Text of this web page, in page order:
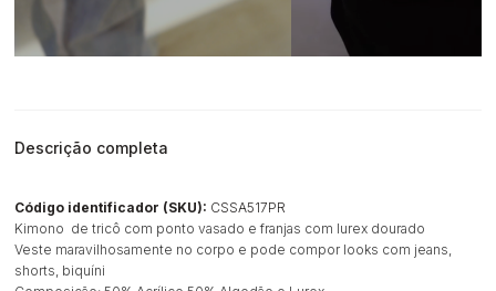
Descrição completa
Código identificador (SKU): CSSA517PR
Kimono de tricô com ponto vasado e franjas com lurex dourado
Veste maravilhosamente no corpo e pode compor looks com jeans,
shorts, biquíni